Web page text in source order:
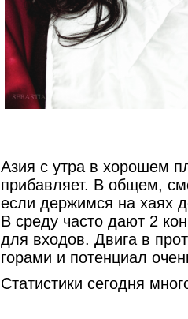
Азия с утра в хорошем
прибавляет. В общем,
если держимся на хаях
В среду часто дают 2
для входов. Двига в
горами и потенциал
Статистики сегодня